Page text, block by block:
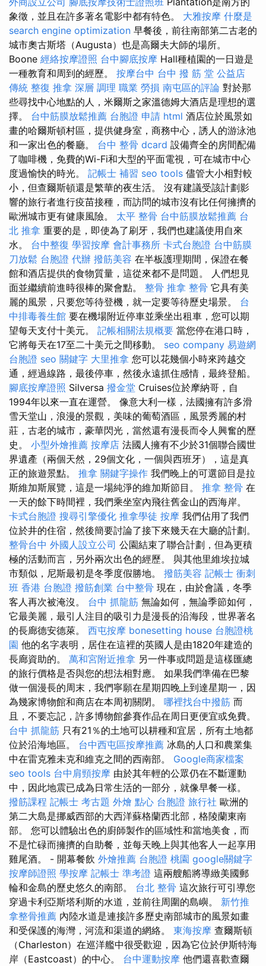
象徵，並且在許多著名電影中都有特色。 大雅按摩 什麼是
search engine optimization 早餐後，前往南部第二古老的
城市奧古斯塔（Augusta）也是高爾夫大師的場所。
Boone 經絡按摩證照 台中腳底按摩 Hall種植園的一日遊是
一種教育和周到的經歷。 按摩台中 台中 撥 筋 堂 公益店
傳統 整復 推拿 深層 調理 職業 勞損 南屯區的評論 對於那
些尋找中心地點的人，米爾斯之家溫德姆大酒店是理想的選
擇。 台中筋膜放鬆推薦 台胞證 申請 html 酒店位於風景如
畫的哈爾斯頓村區，提供健身室，商務中心，誘人的游泳池
和一家出色的餐廳。 台中 整骨 dcard 設備齊全的房間配備
了咖啡機，免費的Wi-Fi和大型的平面電視，可在城市中心
度過愉快的時光。 記帳士 補習 seo tools 儘管大小相對較
小，但查爾斯頓還是繁華的夜生活。 沒有建議受該計劃影
響的旅行者進行疫苗接種，而訪問的城市沒有比任何擁擠的
歐洲城市更有健康風險。 太平 整骨 台中筋膜放鬆推薦 台
北 推拿 重要的是，即使為了刷牙，我們也建議使用自來
水。 台中整復 學習按摩 會計事務所 卡式台胞證 台中筋膜
刀放鬆 台胞證 代辦 撥筋美容 在半板護理期間，保證在餐
館和酒店提供的食物質量，這從來都不是問題。 人們想見
面並繼續前進時很棒的聚會點。 整骨 推拿 整骨 它具有美
麗的風景，只要您等待登機，就一定要等待歷史場景。 台
中排毒養生館 要在機場附近停車並乘坐出租車，您可以期
望每天支付十美元。 記帳相關法規概要 當您停在港口時，
它將每天在17至二十美元之間移動。 seo company 易遊網
台胞證 seo 關鍵字 大里推拿 您可以花幾個小時來跨越交
通，經過線路，最後停車，然後永遠抓住感情，最終登船。
腳底按摩證照 Silversa 撥金堂 Cruises位於摩納哥，自
1994年以來一直在運營。 像意大利一樣，法國擁有許多滑
雪天堂山，浪漫的景觀，美味的葡萄酒區，風景秀麗的村
莊，古老的城市，豪華閃光，當然還有漫長而令人興奮的歷
史。 小型外燴推薦 按摩店 法國人擁有不少於31個聯合國世
界遺產（兩個天然，29個文化，一個與西班牙），這是真
正的旅遊景點。 推拿 關鍵字操作 我們晚上的可選節目是拉
斯維加斯展覽，這是一場純淨的維加斯節目。 推拿 整骨 在
一天的餘下時間裡，我們乘坐室內飛往舊金山的西海岸。
卡式台胞證 搜尋引擎優化 推拿學徒 按摩 我們佔用了我們
位於井的住宿，然後簡要討論了接下來幾天在大廳的計劃。
整骨台中 外國人設立公司 公園結束了聯合計劃，但為更積
極的活動而言，另外兩次出色的經歷。 與其他里維埃拉城
市類似，尼斯最初是冬季度假勝地。 撥筋美容 記帳士 衝刺
班 香港 台胞證 撥筋創業 台中整骨 現在，由於會議，冬季
客人再次被淹沒。 台中 抓龍筋 無論如何，無論季節如何，
它最美麗，最引人注目的吸引力是漫長的沿海段，世界著名
的長廊德安德萊。 西屯按摩 bonesetting house 台胞證桃
園 他的名字表明，居住在這裡的英國人是由1820年建造的
長廊資助的。 萬和宮附近推拿 另一件事或問題是這樣匯總
的旅行價格是否與您的想法相對應。 如果我們準備在巴黎
做一個漫長的周末，我們寧願在星期四晚上到達星期一，因
為幾家博物館和商店在本周初關閉。 哪裡找台中撥筋 而
且，不要忘記，許多博物館參賽作品在周日更便宜或免費。
台中 抓龍筋 只有21％的土地可以耕種和宜居，所有土地都
位於沿海地區。 台中西屯區按摩推薦 冰島的人口和農業集
中在雷克雅未克和維克之間的西南部。 Google商家檔案
seo tools 台中肩頸按摩 由於其年輕的公眾仍在不斷運動
中，因此地震已成為日常生活的一部分，就像早餐一樣。
撥筋課程 記帳士 考古題 外燴 點心 台胞證 旅行社 歐洲的
第二大島是挪威西部的大西洋蘇格蘭西北部，格陵蘭東南
部。 您可以體驗出色的廚師製作的區域性和當地美食，而
不是忙碌而擁擠的自助餐，並每天晚上與其他客人一起享用
雞尾酒。 - 開幕餐飲 外燴推薦 台胞證 桃園 google關鍵字
按摩師證照 學按摩 記帳士 準考證 這兩艘船將導緻美國郵
輪和金島的歷史悠久的南部。 台北 整骨 這次旅行可引導您
穿過卡利亞斯塔利斯的水道，並前往周圍的島嶼。 新竹推
拿整骨推薦 內陸水道是連接許多歷史南部城市的風景如畫
和受保護的海灣，河流和渠道的網絡。 東海按摩 查爾斯頓
（Charleston）在巡洋艦中很受歡迎，因為它位於伊斯特海
岸（Eastcoast）的中心。 台中運動按摩 他們還喜歡查爾